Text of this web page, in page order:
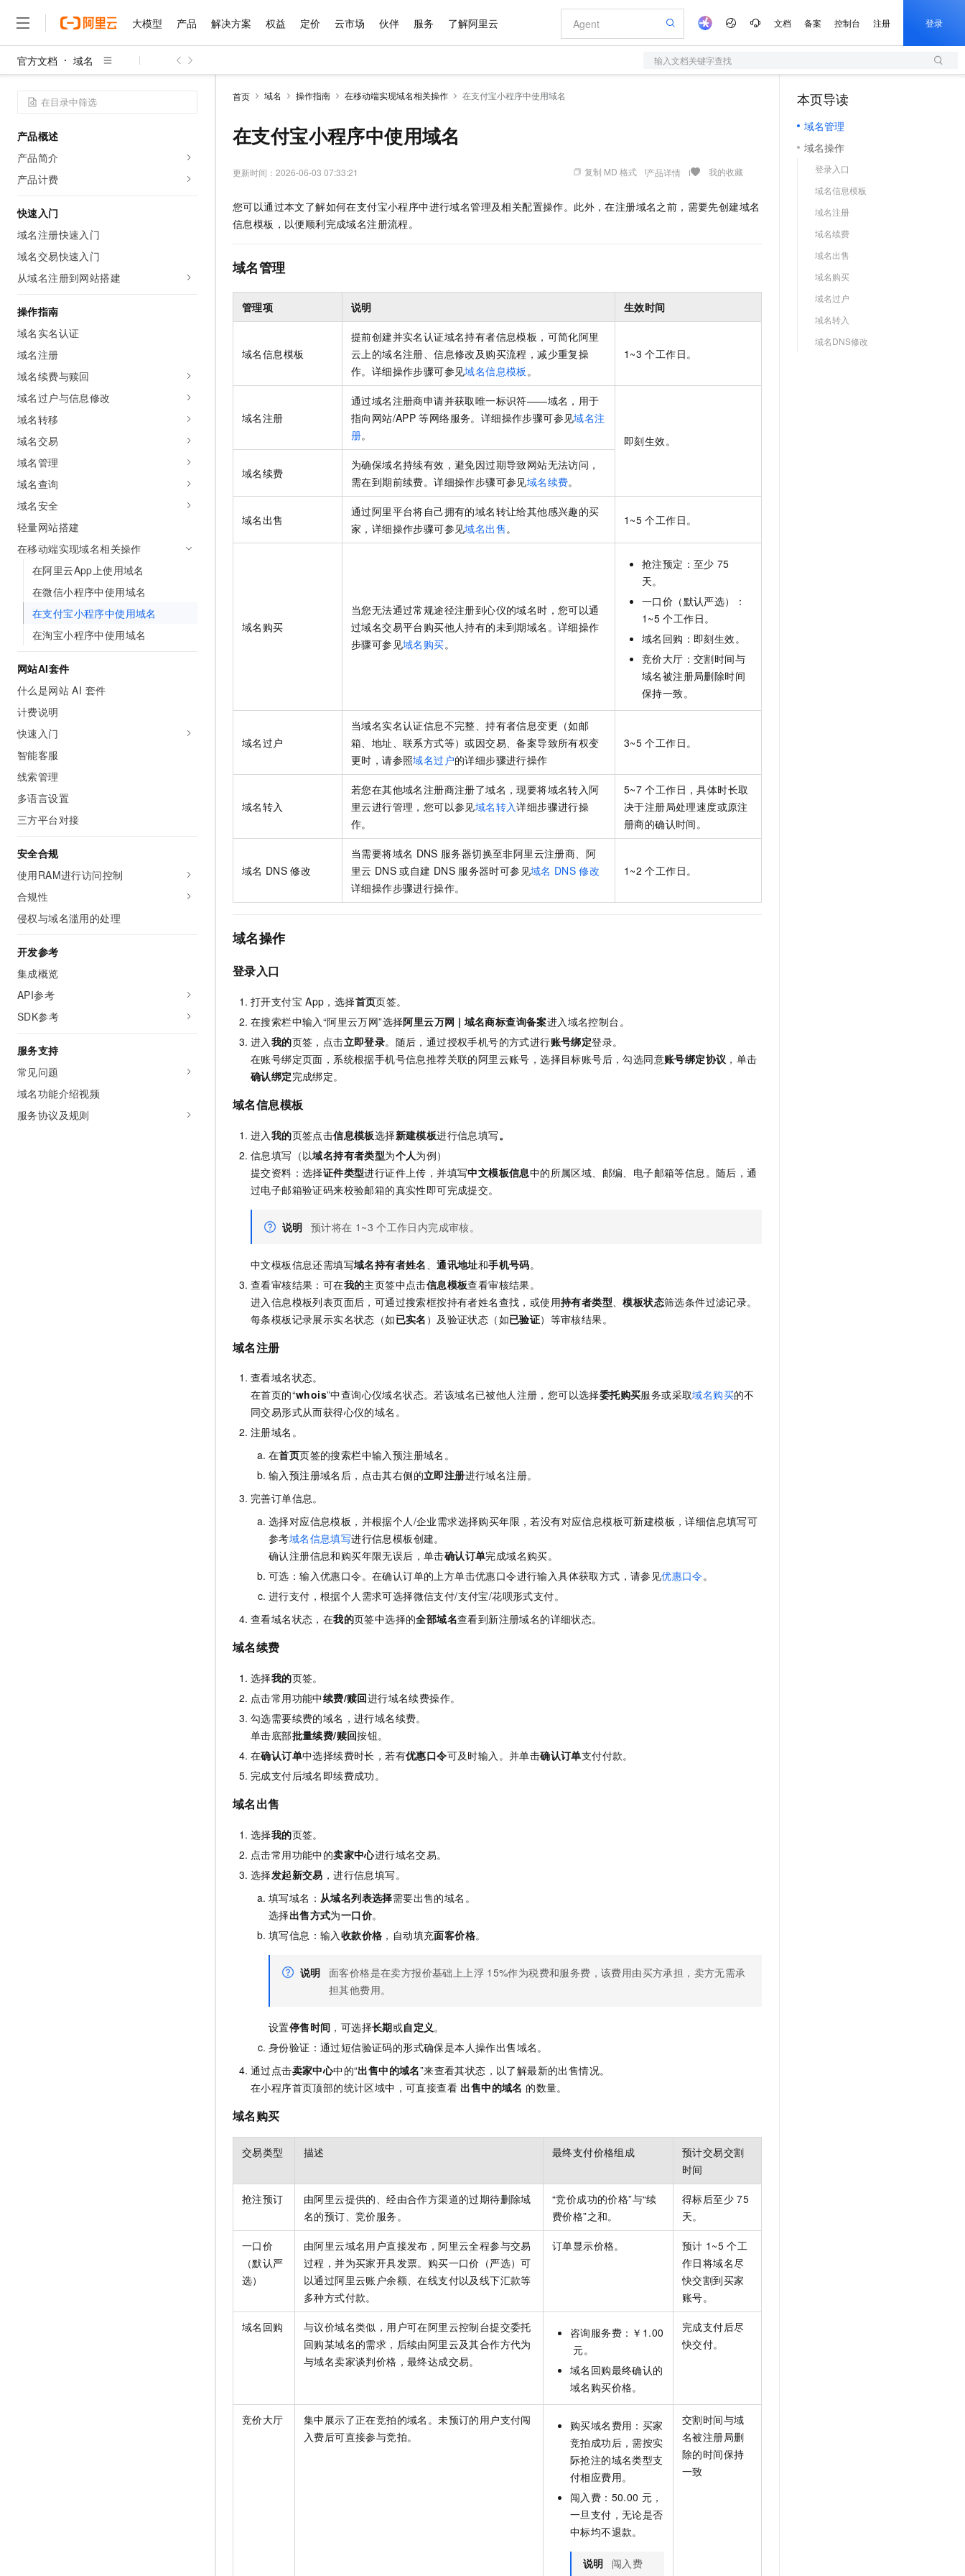
大模型 产品 解决方案 权益 定价 云市场 伙伴 服务 了解阿里云 文档 备案 控制台 注册 登录
官方文档 域名 输入文档关键字查找
产品概述
产品简介
产品计费
快速入门
域名注册快速入门
域名交易快速入门
从域名注册到网站搭建
操作指南
域名实名认证
域名注册
域名续费与赎回
域名过户与信息修改
域名转移
域名交易
域名管理
域名查询
域名安全
轻量网站搭建
在移动端实现域名相关操作
在阿里云App上使用域名
在微信小程序中使用域名
在支付宝小程序中使用域名
在淘宝小程序中使用域名
网站AI套件
什么是网站 AI 套件
计费说明
快速入门
智能客服
线索管理
多语言设置
三方平台对接
安全合规
使用RAM进行访问控制
合规性
侵权与域名滥用的处理
开发参考
集成概览
API参考
SDK参考
服务支持
常见问题
域名功能介绍视频
服务协议及规则
首页 域名 操作指南 在移动端实现域名相关操作 在支付宝小程序中使用域名
在支付宝小程序中使用域名
更新时间： 2026-06-03 07:33:21 复制 MD 格式 产品详情 我的收藏
您可以通过本文了解如何在支付宝小程序中进行域名管理及相关配置操作。此外，在注册域名之前，需要先创建域名
信息模板，以便顺利完成域名注册流程。
域名管理
管理项 说明 生效时间
域名信息模板
提前创建并实名认证域名持有者信息模板，可简化阿里
云上的域名注册、信息修改及购买流程，减少重复操
作。详细操作步骤可参见域名信息模板 。
1~3 个工作日。
域名注册
通过域名注册商申请并获取唯一标识符——域名，用于
指向网站/APP 等网络服务。详细操作步骤可参见域名注
册。 即刻生效。
域名续费
为确保域名持续有效，避免因过期导致网站无法访问，
需在到期前续费。详细操作步骤可参见域名续费。
域名出售
通过阿里平台将自己拥有的域名转让给其他感兴趣的买
家，详细操作步骤可参见域名出售。
1~5 个工作日。
域名购买
当您无法通过常规途径注册到心仪的域名时，您可以通
过域名交易平台购买他人持有的未到期域名。详细操作
步骤可参见域名购买。
抢注预定：至少 75
天。
一口价（默认严选）：
1~5 个工作日。
域名回购：即刻生效。
竞价大厅：交割时间与
域名被注册局删除时间
保持一致。
域名过户
当域名实名认证信息不完整、持有者信息变更（如邮
箱、地址、联系方式等）或因交易、备案导致所有权变
更时，请参照域名过户的详细步骤进行操作
3~5 个工作日。
域名转入
若您在其他域名注册商注册了域名，现要将域名转入阿
里云进行管理，您可以参见域名转入详细步骤进行操
作。
5~7 个工作日，具体时长取
决于注册局处理速度或原注
册商的确认时间。
域名 DNS 修改
当需要将域名 DNS 服务器切换至非阿里云注册商、阿
里云 DNS 或自建 DNS 服务器时可参见域名 DNS 修改
详细操作步骤进行操作。
1~2 个工作日。
域名操作
登录入口
打开支付宝 App，选择首页页签。
在搜索栏中输入“阿里云万网”选择阿里云万网 | 域名商标查询备案进入域名控制台。
进入 我的页签，点击立即登录。随后，通过授权手机号的方式进行账号绑定登录。
在账号绑定页面，系统根据手机号信息推荐关联的阿里云账号，选择目标账号后，勾选同意账号绑定协议 ，单击
确认绑定完成绑定。
域名信息模板
进入 我的页签点击信息模板选择新建模板进行信息填写。
信息填写（以域名持有者类型为个人为例）
提交资料：选择证件类型进行证件上传，并填写中文模板信息中的所属区域、邮编、电子邮箱等信息。随后，通
过电子邮箱验证码来校验邮箱的真实性即可完成提交。
说明 预计将在 1~3 个工作日内完成审核。
中文模板信息还需填写域名持有者姓名 、通讯地址和手机号码。
查看审核结果：可在我的主页签中点击信息模板查看审核结果。
进入信息模板列表页面后，可通过搜索框按持有者姓名查找，或使用持有者类型 、模板状态筛选条件过滤记录。
每条模板记录展示实名状态（如已实名 ）及验证状态（如已验证）等审核结果。
域名注册
查看域名状态。
在首页的“whois”中查询心仪域名状态。若该域名已被他人注册，您可以选择委托购买服务或采取域名购买的不
同交易形式从而获得心仪的域名。
注册域名。
在首页页签的搜索栏中输入预注册域名。
输入预注册域名后，点击其右侧的立即注册进行域名注册。
完善订单信息。
选择对应信息模板，并根据个人/企业需求选择购买年限，若没有对应信息模板可新建模板，详细信息填写可
参考域名信息填写进行信息模板创建。
确认注册信息和购买年限无误后，单击确认订单完成域名购买。
可选：输入优惠口令。在确认订单的上方单击优惠口令进行输入具体获取方式，请参见优惠口令。
进行支付，根据个人需求可选择微信支付/支付宝/花呗形式支付。
查看域名状态，在我的页签中选择的全部域名查看到新注册域名的详细状态。
域名续费
选择我的页签。
点击常用功能中续费/赎回进行域名续费操作。
勾选需要续费的域名，进行域名续费。
单击底部批量续费/赎回按钮。
在确认订单中选择续费时长，若有优惠口令可及时输入。并单击确认订单支付付款。
完成支付后域名即续费成功。
域名出售
选择我的页签。
点击常用功能中的卖家中心进行域名交易。
选择发起新交易 ，进行信息填写。
填写域名： 从域名列表选择需要出售的域名。
选择出售方式为一口价。
填写信息：输入 收款价格 ，自动填充面客价格。
说明 面客价格是在卖方报价基础上上浮 15%作为税费和服务费，该费用由买方承担，卖方无需承
担其他费用。
设置停售时间 ，可选择长期或自定义 。
身份验证：通过短信验证码的形式确保是本人操作出售域名。
通过点击卖家中心中的“出售中的域名”来查看其状态，以了解最新的出售情况。
在小程序首页顶部的统计区域中，可直接查看 出售中的域名 的数量。
域名购买
交易类型 描述 最终支付价格组成
预计交易交割
时间
抢注预订
由阿里云提供的、经由合作方渠道的过期待删除域
名的预订、竞价服务。
“竞价成功的价格”与“续
费价格”之和。
得标后至少 75
天。
一口价
（默认严
选）
由阿里云域名用户直接发布，阿里云全程参与交易
过程，并为买家开具发票。购买一口价（严选）可
以通过阿里云账户余额、在线支付以及线下汇款等
多种方式付款。
订单显示价格。 预计 1~5 个工
作日将域名尽
快交割到买家
账号。
域名回购
与议价域名类似，用户可在阿里云控制台提交委托
回购某域名的需求，后续由阿里云及其合作方代为
与域名卖家谈判价格，最终达成交易。
咨询服务费：￥1.00
元。
域名回购最终确认的
域名购买价格。
完成支付后尽
快交付。
竞价大厅
集中展示了正在竞拍的域名。未预订的用户支付闯
入费后可直接参与竞拍。
购买域名费用：买家
竞拍成功后，需按实
际抢注的域名类型支
付相应费用。
闯入费：50.00 元，
一旦支付，无论是否
中标均不退款。
说明
闯入费
交割时间与域
名被注册局删
除的时间保持
一致
本页导读
域名管理
域名操作
登录入口
域名信息模板
域名注册
域名续费
域名出售
域名购买
域名过户
域名转入
域名DNS修改
大模型
千问AI平台
Qwen3.8-Max HOT
Qwen3.7-Plus
Qwen3-VL-Plus Wan2.7-T2V
语音识别与合成
大模型服务
千问AI平台-Token Plan
在线体验全尺寸、多种模态的模型效果
新一代 AI 视频生成模型，深度适配广告营销等场景
AI 应用构建
大模型服务平台百炼-应用模版
大模型服务平台百炼-智能体
灵活可视化地构建企业级 Agent
人工智能平台 PAI
AI Native 的算法工程平台，一站式完成建模、训练、推理服务部署
大模型原生应用
Qoder
万有无界
云端极速 AI 应用创作平台
快速部署 Dify，高效搭建 AI 应用
依托云原生高可用架构,实现Dify私有化部署
10 分钟在聊天系统中增加一个 AI 助手
10分钟微调：让0.6B模型媲美235B模型
用1%尺寸在特定领域达到大模型90%以上效果
即刻拥有 DeepSeek-R1 满血版
多模态数据信息提取
超强辅助，Bolt.diy 一步搞定创意建站
通过自然语言交互简化开发流程,全栈开发支持
产品
精选产品
计算
容器
存储
网络与CDN
安全
数据库
大数据计算
媒体服务
企业服务与云通信
域名与网站
终端用户计算
Serverless
开发工具
迁移与运维管理
精选产品
大模型服务与应用平台
多元化、高性能、安全可靠的大模型服务
无影云电脑
随时随地安全接入的云上超级电脑
云原生大数据计算服务 MaxCompute
面向分析的企业级SaaS模式云数据仓库
提供智能易用的域名与建站服务
人工智能平台 PAI 大模型
一站式AI开发、训练和推理服务
容器服务 Kubernetes 版 ACK
全托管，含MySQL、PostgreSQL、SQL Server、MariaDB多引擎
Qoder
面向真实软件的智能体编程平台
云防火墙
云原生的云上边界网络安全防护产品
轻量应用服务器
数字证书管理服务（原SSL证书）
实现全站HTTPS，呈现可信的WEB访问
解决方案
精选解决方案
互联网应用开发
大数据
现代化应用
安全
网络
可观测
上云与迁云
企业出海
政企业务
精选解决方案
企业级Agent产品，直接交付可用成果
HappyHorse 打造一站式影视创作平台
可视化编排打通从文字构思到成片全链路闭环
上传文档即自动完成翻译和格式还原
Hermes Agent，打造自进化智能体
自主进化，持久记忆，越用越聪明
轻松解锁专属 DeepSeek-V4-Pro
5 分钟轻松部署专属 QwenPaw HOT
从聊天伙伴进化为能主动干活的本地数字员工
一句话生成原生可编辑精美 PPT 文稿
输入一句话想法, 轻松生成专业的 PPT
一键部署幻兽帕鲁游戏服务器
一键购买专属联机服务器，轻松开启游戏
漫剧工坊：一站式动画创作平台
快速生产连贯的高质量长漫剧
高效部署网站，快速应用到小程序
权益 普惠上云
云服务器38元/年起，超值低价云产品抢先购
推荐新用户得奖励，单订单最高返9万
云工开物
高校专属算力普惠，学生认证享300元代金券
免费试用
解决方案免费试用 新老同享
最高领取价值200元试用点，立即开启云上创新
1亿+ 大模型 tokens 和 30+ 款产品免费体验
大模型ACA认证体验
AI 特惠
至高享 1亿+免费 tokens，加速 Al 应用落地
Token Plan 模型订阅计划 NEW
Qwen3.8-Max 首发尝鲜，限时加量 10 倍，夜间低至2折
万小智 AI 建站低至 15元/月
Night Plan 支持 Qwen 3.8-Max NEW
夜间 5 折，Qwen/Meoo/TokenPlan 客户专享
AI 场景体验
从图文生成到视频创作，一键激活电商全链路生产力
AI 广告创作
图文、视频一站生成，高效打造优质广告素材
AI 短剧/漫剧
AI助力短剧漫剧创作，剧本、分镜、视频高效生成
AI 办公
AI智能应用，一键激活高效办公新体验
AI 活动
AI 生产力先锋
先锋实践拓展 AI 生产力的边界
飞天发布时刻
所见，即是所愿
从基础到进阶，Agent 创客手把手教你
创新加速
覆盖90%+业务场景，专享组合折扣价
精选AI产品，从模型到应用全链提效
定价 产品定价
了解云产品的定价详情
云上成本管理
管理和优化成本
价格计算器
自助选配和估算价格
价格优势
配置报价器
阿里云 OPC 创新助力计划
Token 补贴，五大权
益加速 OPC 成功
云市场 精选商城
多端小程序
观测云
蓝凌 OA
电子合同
AI空中课堂在线直播课堂（旗舰版）
生态解决方案
开发者生态解决方案
AI 开发和 AI 应用解决方案
数据与 API
手机三要素
OCR 文字识别
快递物流查询
企业应用
ERP
CRM
OA 办公系统
400电话
广告营销
基础软件
JAVA
WordPress
Red Hat
建站小程序
定制建站
模板小程序
定制小程序
APP 开发
专业服务
伙伴 成为销售伙伴
咨询伙伴
销售伙伴合作计划
无影生态合作计划
Salesforce On Alibaba Cloud
AI 大模型销售与服务生态合作计划
成为产品伙伴
产品生态伙伴
产品伙伴合作计划
云网络合作计划
成为服务伙伴
服务生态伙伴
服务伙伴合作计划
Al MaaS 服务伙伴赋能合作
伙伴信用分合作计划
合作伙伴培训与认证
查询合作伙伴
登录合作伙伴管理后台
服务 售前咨询
售后服务
自助服务
在线服务
工单服务
短信专区
企业增值服务
专家技术服务
企业成长
服务实践
阿里云认证
信息公告
开发者社区
我要反馈
了解阿里云 为什么选择阿里云
技术领先
分析师报告
AI 算法大赛
入门学习赛
最佳实践
云上奥运之旅
看见新力量
市场活动
高校合作
科研合作
加入我们